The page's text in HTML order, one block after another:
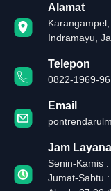
Alamat
Indramayu,
Telepon
0822-1969-
Email
Jam
Senin-Kamis
Jumat-Sabtu